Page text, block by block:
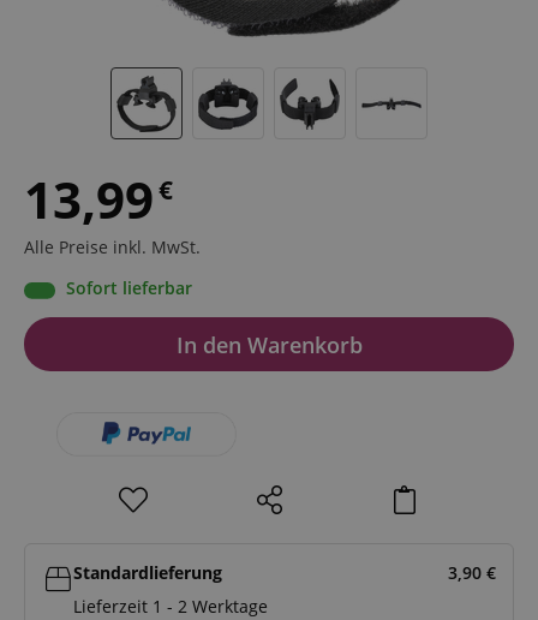
13,99€
Alle Preise inkl. MwSt.
Sofort lieferbar
In den Warenkorb
Standardlieferung 3,90 €
Lieferzeit 1 - 2 Werktage